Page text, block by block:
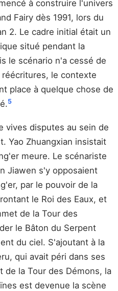
à construire l'univers
Fairy dès 1991, lors du
2. Le cadre initial était un
situé pendant la
le scénario n'a cessé de
le contexte
place à quelque chose de
5
vives disputes au sein de
Yao Zhuangxian insistait
meure. Le scénariste
Jiawen s'y opposaient
par le pouvoir de la
le Roi des Eaux, et
de la Tour des
le Bâton du Serpent
du ciel. S'ajoutant à la
qui avait péri dans ses
la Tour des Démons, la
est devenue la scène